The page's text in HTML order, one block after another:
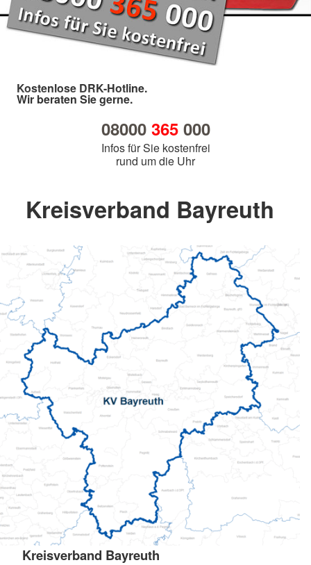
Kostenlose DRK-Hotline.
Wir beraten Sie gerne.
08000 365000
Infos für Sie kostenfrei
rund um die Uhr
Kreisverband Bayreuth
Kreisverband Bayreuth